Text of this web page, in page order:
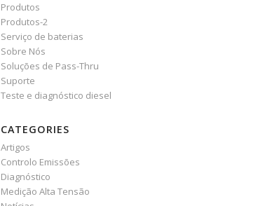
Produtos
Produtos-2
Serviço de baterias
Sobre Nós
Soluções de Pass-Thru
Suporte
Teste e diagnóstico diesel
CATEGORIES
Artigos
Controlo Emissões
Diagnóstico
Medição Alta Tensão